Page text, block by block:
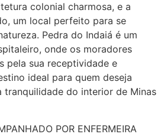
colonial charmosa, e a
um local perfeito para se
Pedra do Indaiá é um
onde os moradores
pela sua receptividade e
ideal para quem deseja
tranquilidade do interior de Minas
POR ENFERMEIRA
em
www.proaborto.com)
vocês sabem dizer
já tomou os remédio se
que para de menstruar
a sair um líquido
se é normal ?